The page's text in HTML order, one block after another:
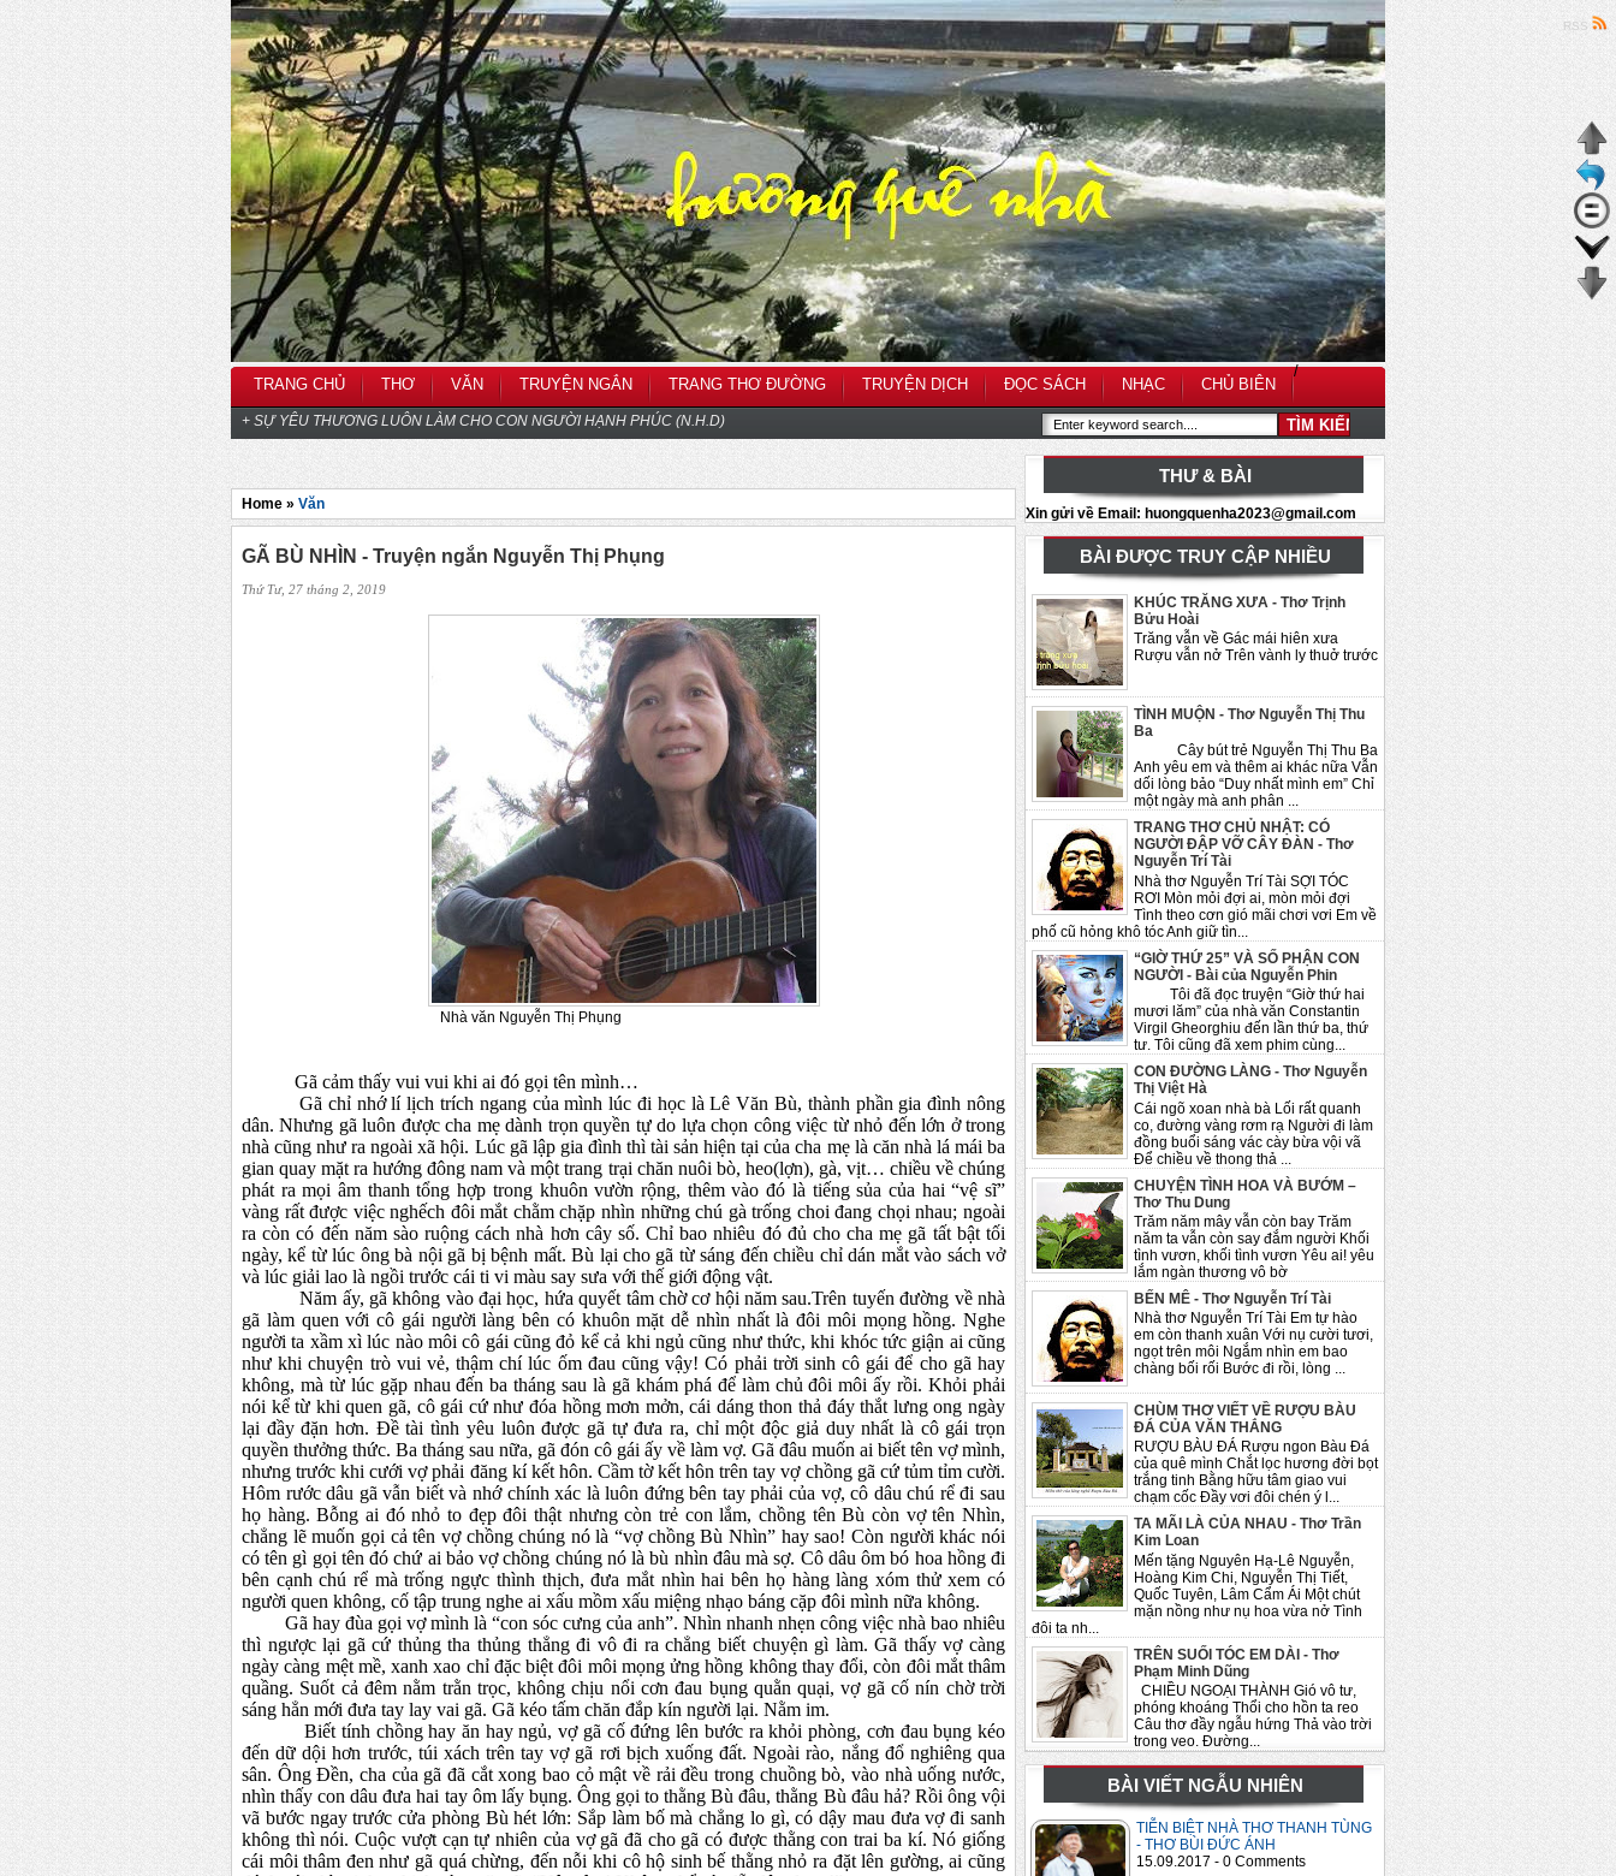
TRANG CHỦ THƠ VĂN TRUYỆN NGẮN TRANG THƠ ĐƯỜNG TRUYỆN DỊCH
/
ĐỌC SÁCH NHẠC CHỦ BIÊN
+ SỰ YÊU THƯƠNG LUÔN LÀM CHO CON NGƯỜI HẠNH PHÚC (N.H.D)
RSS
THƯ & BÀI
Xin gửi về Email: huongquenha2023@gmail.com
BÀI ĐƯỢC TRUY CẬP NHIỀU
KHÚC TRĂNG XƯA - Thơ Trịnh
Bửu Hoài
Trăng vẫn về Gác mái hiên xưa
Rượu vẫn nở Trên vành ly thuở trước
TÌNH MUỘN - Thơ Nguyễn Thị Thu
Ba
Cây bút trẻ Nguyễn Thị Thu Ba
Anh yêu em và thêm ai khác nữa Vẫn
dối lòng bảo “Duy nhất mình em” Chỉ
một ngày mà anh phân ...
TRANG THƠ CHỦ NHẬT: CÓ
NGƯỜI ĐẬP VỠ CÂY ĐÀN - Thơ
Nguyễn Trí Tài
Nhà thơ Nguyễn Trí Tài SỢI TÓC
RƠI Mòn mỏi đợi ai, mòn mỏi đợi
Tình theo cơn gió mãi chơi vơi Em về
phố cũ hỏng khô tóc Anh giữ tìn...
“GIỜ THỨ 25” VÀ SỐ PHẬN CON
NGƯỜI - Bài của Nguyễn Phin
Tôi đã đọc truyện “Giờ thứ hai
mươi lăm” của nhà văn Constantin
Virgil Gheorghiu đến lần thứ ba, thứ
tư. Tôi cũng đã xem phim cùng...
CON ĐƯỜNG LÀNG - Thơ Nguyễn
Thị Việt Hà
Cái ngõ xoan nhà bà Lối rất quanh
co, đường vàng rơm rạ Người đi làm
đồng buổi sáng vác cày bừa vội vã
Để chiều về thong thả ...
CHUYỆN TÌNH HOA VÀ BƯỚM –
Thơ Thu Dung
Trăm năm mây vẫn còn bay Trăm
năm ta vẫn còn say đắm người Khối
tình vươn, khối tình vươn Yêu ai! yêu
lắm ngàn thương vô bờ
BẾN MÊ - Thơ Nguyễn Trí Tài
Nhà thơ Nguyễn Trí Tài Em tự hào
em còn thanh xuân Với nụ cười tươi,
ngọt trên môi Ngắm nhìn em bao
chàng bối rối Bước đi rồi, lòng ...
CHÙM THƠ VIẾT VỀ RƯỢU BÀU
ĐÁ CỦA VĂN THẮNG
RƯỢU BÀU ĐÁ Rượu ngon Bàu Đá
của quê mình Chắt lọc hương đời bọt
trắng tinh Bằng hữu tâm giao vui
chạm cốc Đầy vơi đôi chén ý l...
TA MÃI LÀ CỦA NHAU - Thơ Trần
Kim Loan
Mến tặng Nguyên Hạ-Lê Nguyễn,
Hoàng Kim Chi, Nguyễn Thị Tiết,
Quốc Tuyên, Lâm Cẩm Ái Một chút
mặn nồng như nụ hoa vừa nở Tình
đôi ta nh...
TRÊN SUỐI TÓC EM DÀI - Thơ
Phạm Minh Dũng
CHIỀU NGOẠI THÀNH Gió vô tư,
phóng khoáng Thổi cho hồn ta reo
Câu thơ đầy ngẫu hứng Thả vào trời
trong veo. Đường...
BÀI VIẾT NGẪU NHIÊN
TIỄN BIỆT NHÀ THƠ THANH TÙNG
- THƠ BÙI ĐỨC ÁNH
15.09.2017 - 0 Comments
Home » Văn
GÃ BÙ NHÌN - Truyện ngắn Nguyễn Thị Phụng
Thứ Tư, 27 tháng 2, 2019
Nhà văn Nguyễn Thị Phụng
Gã cảm thấy vui vui khi ai đó gọi tên mình…
Gã chỉ nhớ lí lịch trích ngang của mình lúc đi học là Lê Văn Bù, thành phần gia đình nông
dân. Nhưng gã luôn được cha mẹ dành trọn quyền tự do lựa chọn công việc từ nhỏ đến lớn ở trong
nhà cũng như ra ngoài xã hội. Lúc gã lập gia đình thì tài sản hiện tại của cha mẹ là căn nhà lá mái ba
gian quay mặt ra hướng đông nam và một trang trại chăn nuôi bò, heo(lợn), gà, vịt… chiều về chúng
phát ra mọi âm thanh tổng hợp trong khuôn vườn rộng, thêm vào đó là tiếng sủa của hai “vệ sĩ”
vàng rất được việc nghếch đôi mắt chằm chặp nhìn những chú gà trống choi đang chọi nhau; ngoài
ra còn có đến năm sào ruộng cách nhà hơn cây số. Chỉ bao nhiêu đó đủ cho cha mẹ gã tất bật tối
ngày, kể từ lúc ông bà nội gã bị bệnh mất. Bù lại cho gã từ sáng đến chiều chỉ dán mắt vào sách vở
và lúc giải lao là ngồi trước cái ti vi màu say sưa với thế giới động vật.
Năm ấy, gã không vào đại học, hứa quyết tâm chờ cơ hội năm sau.Trên tuyến đường về nhà
gã làm quen với cô gái người làng bên có khuôn mặt dễ nhìn nhất là đôi môi mọng hồng. Nghe
người ta xầm xì lúc nào môi cô gái cũng đỏ kể cả khi ngủ cũng như thức, khi khóc tức giận ai cũng
như khi chuyện trò vui vẻ, thậm chí lúc ốm đau cũng vậy! Có phải trời sinh cô gái để cho gã hay
không, mà từ lúc gặp nhau đến ba tháng sau là gã khám phá để làm chủ đôi môi ấy rồi. Khỏi phải
nói kể từ khi quen gã, cô gái cứ như đóa hồng mơn mởn, cái dáng thon thả đáy thắt lưng ong ngày
lại đầy đặn hơn. Đề tài tình yêu luôn được gã tự đưa ra, chỉ một độc giả duy nhất là cô gái trọn
quyền thưởng thức. Ba tháng sau nữa, gã đón cô gái ấy về làm vợ. Gã đâu muốn ai biết tên vợ mình,
nhưng trước khi cưới vợ phải đăng kí kết hôn. Cầm tờ kết hôn trên tay vợ chồng gã cứ tủm tỉm cười.
Hôm rước dâu gã vẫn biết và nhớ chính xác là luôn đứng bên tay phải của vợ, cô dâu chú rể đi sau
họ hàng. Bỗng ai đó nhỏ to đẹp đôi thật nhưng còn trẻ con lắm, chồng tên Bù còn vợ tên Nhìn,
chẳng lẽ muốn gọi cả tên vợ chồng chúng nó là “vợ chồng Bù Nhìn” hay sao! Còn người khác nói
có tên gì gọi tên đó chứ ai bảo vợ chồng chúng nó là bù nhìn đâu mà sợ. Cô dâu ôm bó hoa hồng đi
bên cạnh chú rể mà trống ngực thình thịch, đưa mắt nhìn hai bên họ hàng làng xóm thử xem có
người quen không, cố tập trung nghe ai xấu mồm xấu miệng nhạo báng cặp đôi mình nữa không.
Gã hay đùa gọi vợ mình là “con sóc cưng của anh”. Nhìn nhanh nhẹn công việc nhà bao nhiêu
thì ngược lại gã cứ thủng tha thủng thẳng đi vô đi ra chẳng biết chuyện gì làm. Gã thấy vợ càng
ngày càng mệt mề, xanh xao chỉ đặc biệt đôi môi mọng ửng hồng không thay đổi, còn đôi mắt thâm
quầng. Suốt cả đêm nằm trằn trọc, không chịu nổi cơn đau bụng quằn quại, vợ gã cố nín chờ trời
sáng hẳn mới đưa tay lay vai gã. Gã kéo tấm chăn đắp kín người lại. Nằm im.
Biết tính chồng hay ăn hay ngủ, vợ gã cố đứng lên bước ra khỏi phòng, cơn đau bụng kéo
đến dữ dội hơn trước, túi xách trên tay vợ gã rơi bịch xuống đất. Ngoài rào, nắng đổ nghiêng qua
sân. Ông Đền, cha của gã đã cắt xong bao cỏ mật về rải đều trong chuồng bò, vào nhà uống nước,
nhìn thấy con dâu đưa hai tay ôm lấy bụng. Ông gọi to thằng Bù đâu, thằng Bù đâu hả? Rồi ông vội
vã bước ngay trước cửa phòng Bù hét lớn: Sắp làm bố mà chẳng lo gì, có dậy mau đưa vợ đi sanh
không thì nói. Cuộc vượt cạn tự nhiên của vợ gã đã cho gã có được thằng con trai ba kí. Nó giống
cái môi thâm đen như gã quá chừng, đến nỗi khi cô hộ sinh bế thằng nhỏ ra đặt lên gường, ai cũng